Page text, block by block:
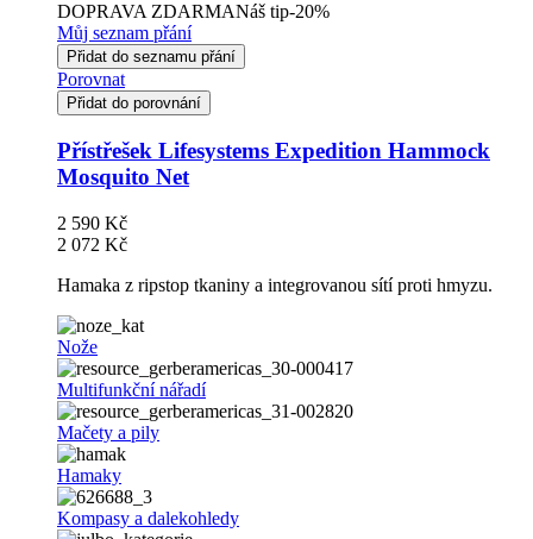
DOPRAVA ZDARMANáš tip-20%
Můj seznam přání
Přidat do seznamu přání
Porovnat
Přidat do porovnání
Přístřešek Lifesystems Expedition Hammock
Mosquito Net
2 590 Kč
2 072 Kč
Hamaka z ripstop tkaniny a integrovanou sítí proti hmyzu.
Nože
Multifunkční nářadí
Mačety a pily
Hamaky
Kompasy a dalekohledy